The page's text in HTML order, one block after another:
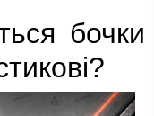
бочки